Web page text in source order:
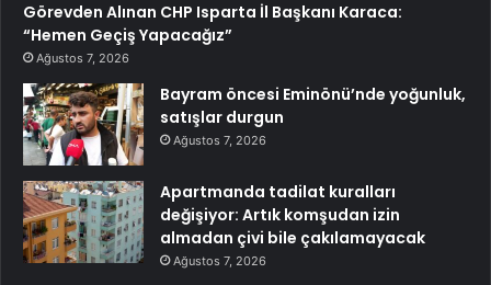
Görevden Alınan CHP Isparta İl Başkanı Karaca:
“Hemen Geçiş Yapacağız”
Ağustos 7, 2026
Bayram öncesi Eminönü’nde yoğunluk,
satışlar durgun
Ağustos 7, 2026
Apartmanda tadilat kuralları
değişiyor: Artık komşudan izin
almadan çivi bile çakılamayacak
Ağustos 7, 2026